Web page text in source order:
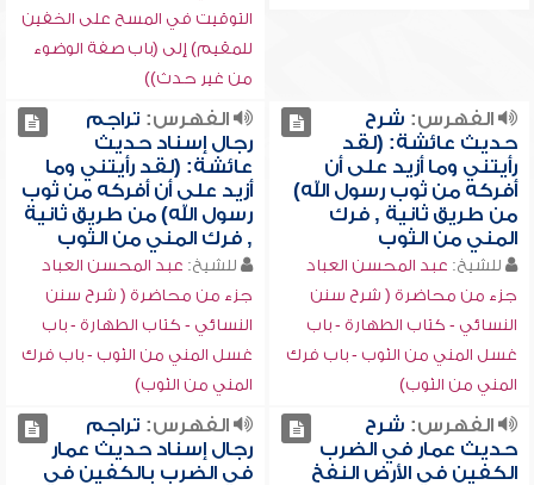
التوقيت في المسح على الخفين
للمقيم) إلى (باب صفة الوضوء
من غير حدث))
الفهرس: شرح
حديث عائشة: (لقد
رأيتني وما أزيد على أن
أفركه من ثوب رسول الله)
من طريق ثانية , فرك
المني من الثوب
للشيخ: عبد المحسن العباد
جزء من محاضرة ( شرح سنن
النسائي - كتاب الطهارة - باب
غسل المني من الثوب - باب فرك
المني من الثوب)
الفهرس: تراجم
رجال إسناد حديث
عائشة: (لقد رأيتني وما
أزيد على أن أفركه من ثوب
رسول الله) من طريق ثانية
, فرك المني من الثوب
للشيخ: عبد المحسن العباد
جزء من محاضرة ( شرح سنن
النسائي - كتاب الطهارة - باب
غسل المني من الثوب - باب فرك
المني من الثوب)
الفهرس: شرح
حديث عمار في الضرب
الكفين في الأرض النفخ
الفهرس: تراجم
رجال إسناد حديث عمار
في الضرب بالكفين في